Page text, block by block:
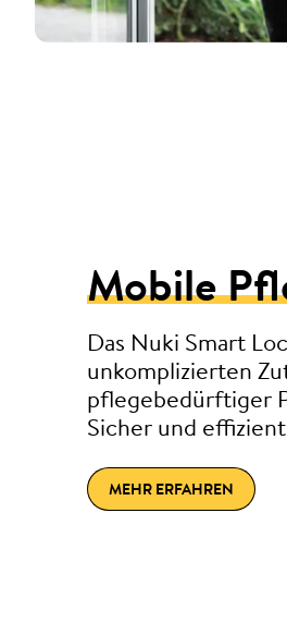
Mobile
Das Nuki Smart
unkomplizierten
pflegebedürftiger
Sicher und
MEHR ERFAHREN